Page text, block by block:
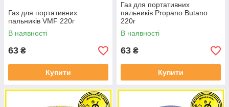
Газ для портативних
пальників VMF 220г
В наявності
63 ₴
Купити
Газ для портативних
пальників Propano Butano
220г
В наявності
63 ₴
Купити